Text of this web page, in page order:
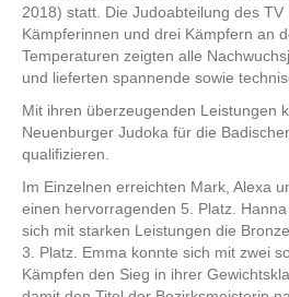
2018) statt. Die Judoabteilung des
Kämpferinnen und drei Kämpfern an
Temperaturen zeigten alle
und lieferten spannende sowie
Mit ihren überzeugenden Leistungen
Neuenburger Judoka für die
qualifizieren.
Im Einzelnen erreichten Mark, Alexa
einen hervorragenden 5. Platz.
sich mit starken Leistungen die
3. Platz. Emma konnte sich mit zwei
Kämpfen den Sieg in ihrer